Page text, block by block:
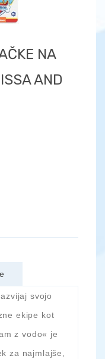
NA
AND
svojo
ekipe kot
z vodo« je
za najmlajše,